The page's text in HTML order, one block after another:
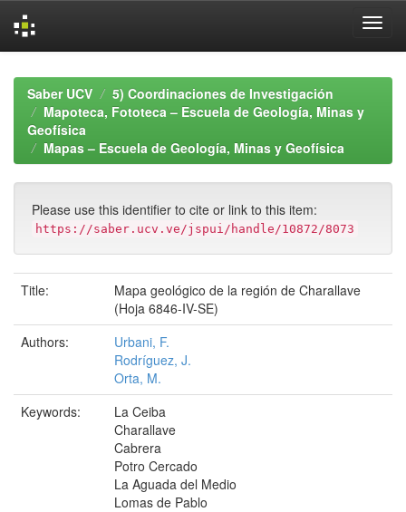
navigationSaber UCV
5) Coordinaciones de Investigación
Mapoteca, Fototeca – Escuela de Geología, Minas y
Geofísica
Mapas – Escuela de Geología, Minas y Geofísica
Please use this identifier to cite or link to this item:
https://saber.ucv.ve/jspui/handle/10872/8073
Title:
Mapa geológico de la región de Charallave
(Hoja 6846-IV-SE)
Authors:
Urbani, F.
Rodríguez, J.
Orta, M.
Keywords:
La Ceiba
Charallave
Cabrera
Potro Cercado
La Aguada del Medio
Lomas de Pablo